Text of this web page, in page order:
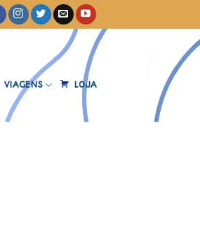
VIAGENS LOJA